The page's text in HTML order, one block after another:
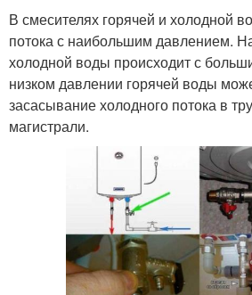
В смесителях горячей и холодной
потока с наибольшим давлением.
холодной воды происходит с
низком давлении горячей воды
засасывание холодного потока в
магистрали.